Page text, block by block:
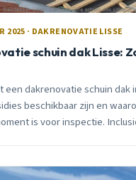
2025 · DAKRENOVATIE LISSE
schuin dak Lisse:
een dakrenovatie schuin dak
beschikbaar zijn en
is voor inspectie.